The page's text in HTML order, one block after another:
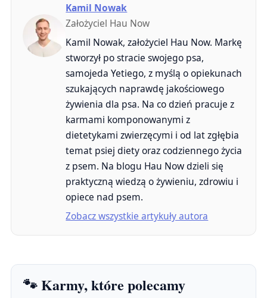
Kamil Nowak
Założyciel Hau Now
Kamil Nowak, założyciel Hau Now. Markę
stworzył po stracie swojego psa,
samojeda Yetiego, z myślą o opiekunach
szukających naprawdę jakościowego
żywienia dla psa. Na co dzień pracuje z
karmami komponowanymi z
dietetykami zwierzęcymi i od lat zgłębia
temat psiej diety oraz codziennego życia
z psem. Na blogu Hau Now dzieli się
praktyczną wiedzą o żywieniu, zdrowiu i
opiece nad psem.
Zobacz wszystkie artykuły autora
🐾 Karmy, które polecamy